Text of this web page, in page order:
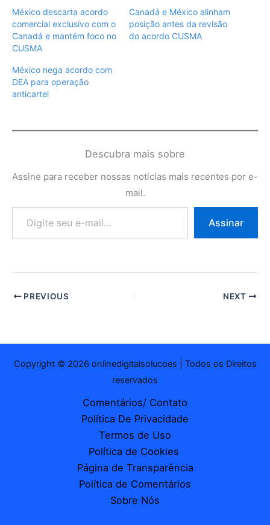
México descarta acordo
comercial exclusivo com o
Canadá e mantém foco no
CUSMA
Canadá e México alinham
posição antes da revisão
do acordo CUSMA
México nega acordo com
DEA para operação
anticartel
Descubra mais sobre
Assine para receber nossas notícias mais recentes por e-
mail.
e-
Assinar
PREVIOUS NEXT
Copyright © 2026 onlinedigitalsolucoes | Todos os Direitos
reservados
Comentários/ Contato
Política De Privacidade
Termos de Uso
Política de Cookies
Página de Transparência
Política de Comentários
Sobre Nós